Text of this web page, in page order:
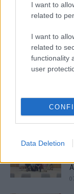
I want to
related to
I want to
related to
functionality
user
Data Deletion